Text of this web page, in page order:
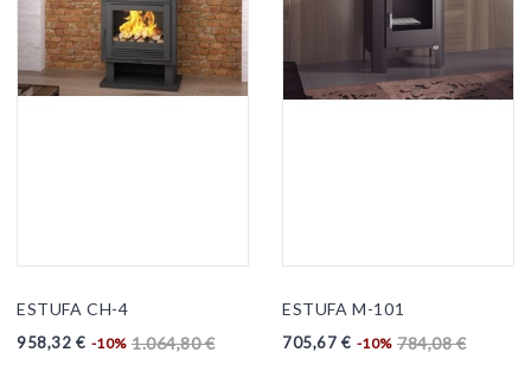
ESTUFA CH-4
958,32 € -10% 1.064,80 €
ESTUFA M-101
705,67 € -10% 784,08 €